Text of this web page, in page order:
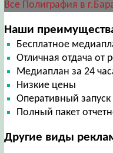
Все Полиграфия в
Наши
Бесплатное
Отличная отдача от
Медиаплан за 24
Низкие цены
Оперативный
Полный пакет
Другие виды